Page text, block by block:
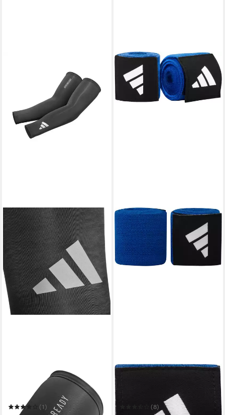
ADIDAS PERFORMANCE
Bandage Adidas Climacool
Compression Arm Sleeves in
versch. Farben und Größen
(1)
(8)